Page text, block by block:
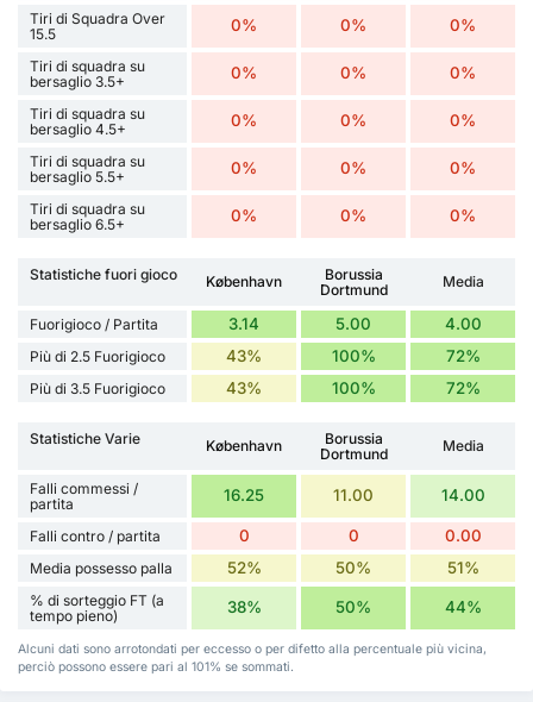
Tiri di Squadra Over
15.5
0% 0% 0%
Tiri di squadra su
bersaglio 3.5+
0% 0% 0%
Tiri di squadra su
bersaglio 4.5+
0% 0% 0%
Tiri di squadra su
bersaglio 5.5+
0% 0% 0%
Tiri di squadra su
bersaglio 6.5+
0% 0% 0%
Statistiche fuori gioco København
Borussia
Dortmund
Media
Fuorigioco / Partita 3.14 5.00 4.00
Più di 2.5 Fuorigioco 43% 100% 72%
Più di 3.5 Fuorigioco 43% 100% 72%
Statistiche Varie København
Borussia
Dortmund
Media
Falli commessi /
partita
16.25 11.00 14.00
Falli contro / partita 0 0 0.00
Media possesso palla 52% 50% 51%
% di sorteggio FT (a
tempo pieno)
38% 50% 44%
Alcuni dati sono arrotondati per eccesso o per difetto alla percentuale più vicina,
perciò possono essere pari al 101% se sommati.